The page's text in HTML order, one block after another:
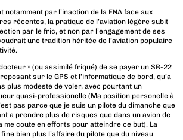
notamment par l’inaction de la FNA face aux
récentes, la pratique de l’aviation légère subit
par le fric, et non par l’engagement de ses
une tradition héritée de l’aviation populaire
» (ou assimilé friqué) de se payer un SR-22
sur le GPS et l’informatique de bord, qu’a
plus modeste de voler, avec pourtant un
quasi-professionelle (Ma position personelle à
pas parce que je suis un pilote du dimanche que
a prendre plus de risques que dans un avion de
me coute en efforts pour atteindre ce but). La
bien plus l’affaire du pilote que du niveau